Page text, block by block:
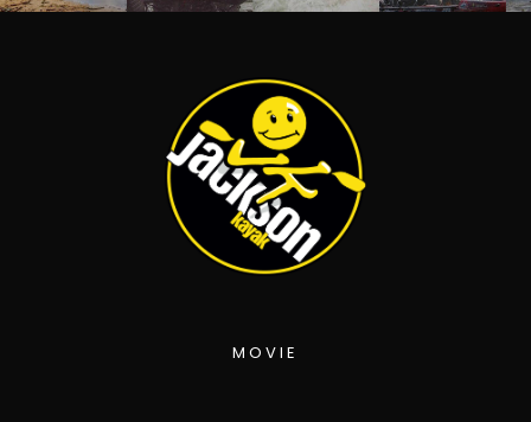
MOVIE